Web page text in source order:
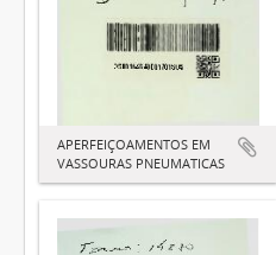
APERFEIÇOAMENTOS EM
VASSOURAS PNEUMATICAS